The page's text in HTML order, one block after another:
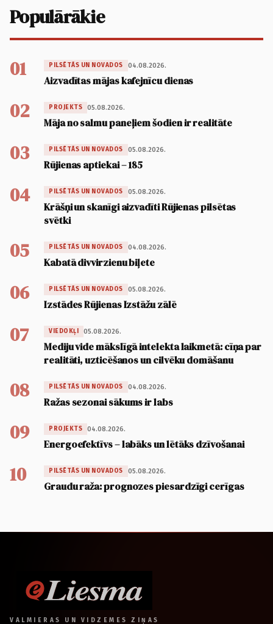
Populārākie
01 PILSĒTĀS UN NOVADOS 04.08.2026.
Aizvadītas mājas kafejnīcu dienas
02 PROJEKTS 05.08.2026.
Māja no salmu paneļiem šodien ir realitāte
03 PILSĒTĀS UN NOVADOS 05.08.2026.
Rūjienas aptiekai – 185
04 PILSĒTĀS UN NOVADOS 05.08.2026.
Krāšņi un skanīgi aizvadīti Rūjienas pilsētas
svētki
05 PILSĒTĀS UN NOVADOS 04.08.2026.
Kabatā divvirzienu biļete
06 PILSĒTĀS UN NOVADOS 05.08.2026.
Izstādes Rūjienas Izstāžu zālē
07 VIEDOKĻI 05.08.2026.
Mediju vide mākslīgā intelekta laikmetā: cīņa par
realitāti, uzticēšanos un cilvēku domāšanu
08 PILSĒTĀS UN NOVADOS 04.08.2026.
Ražas sezonai sākums ir labs
09 PROJEKTS 04.08.2026.
Energoefektīvs – labāks un lētāks dzīvošanai
10 PILSĒTĀS UN NOVADOS 05.08.2026.
Graudu raža: prognozes piesardzīgi cerīgas
VALMIERAS UN VIDZEMES ZIŅAS